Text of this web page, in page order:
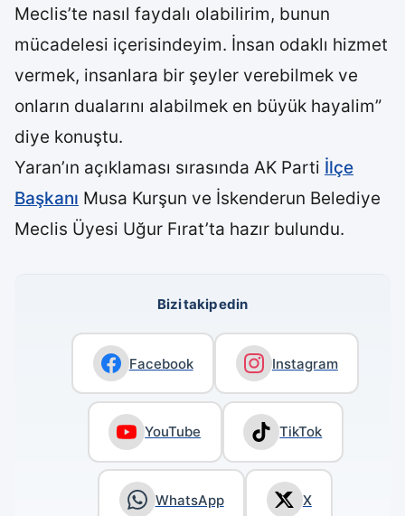
Meclis’te nasıl faydalı olabilirim, bunun
mücadelesi içerisindeyim. İnsan odaklı hizmet
vermek, insanlara bir şeyler verebilmek ve
onların dualarını alabilmek en büyük hayalim”
diye konuştu.
Yaran’ın açıklaması sırasında AK Parti İlçe
Başkanı Musa Kurşun ve İskenderun Belediye
Meclis Üyesi Uğur Fırat’ta hazır bulundu.
Bizi takip edin
Facebook Instagram
YouTube TikTok
WhatsApp X